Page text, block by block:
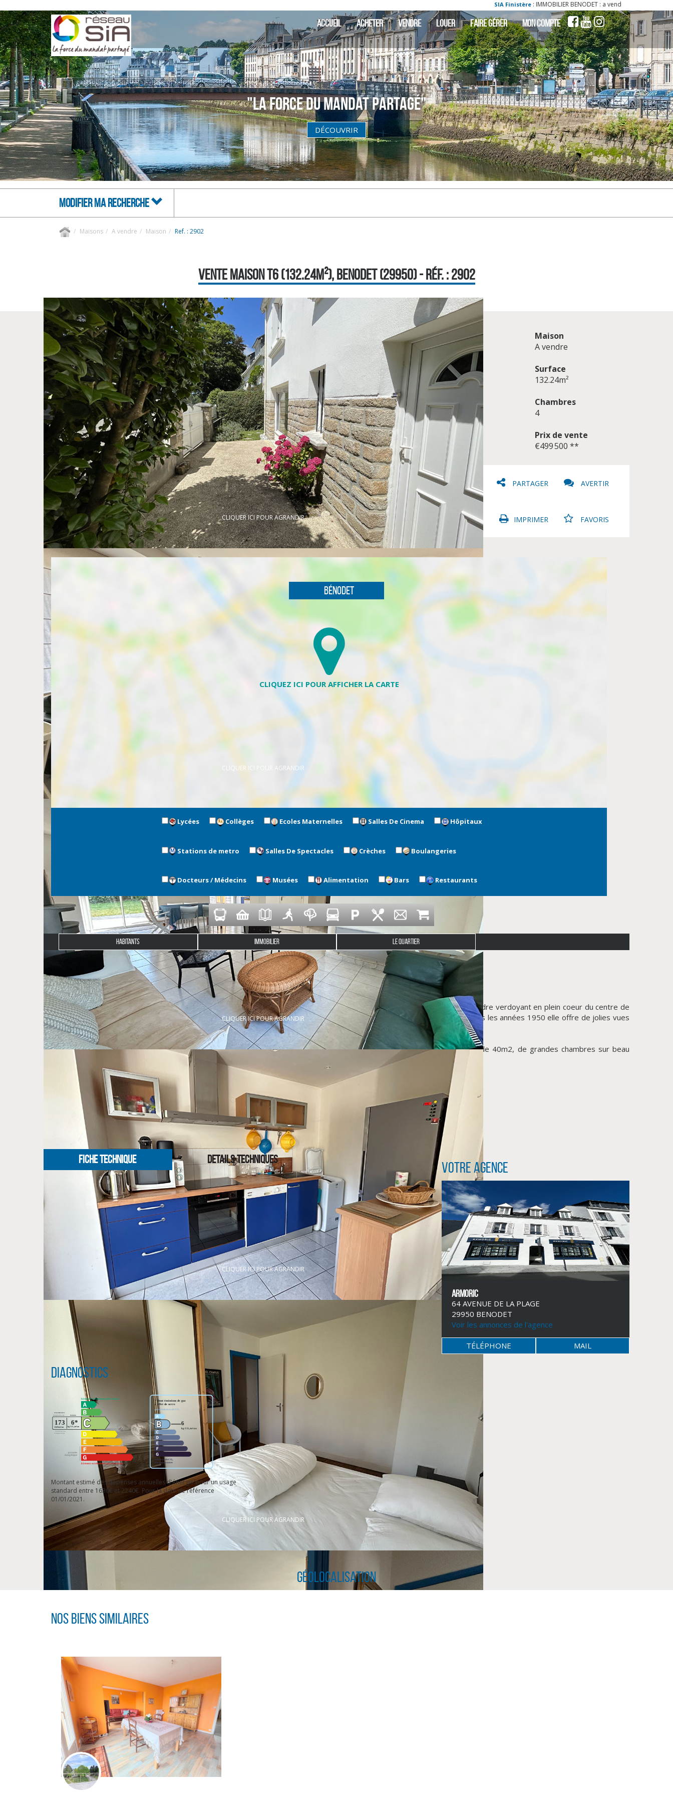
: IMMOBILIER BENODET : a vendre - vente - acheter - ach maison benodet
ACCUEIL ACHETER VENDRE LOUER FAIRE GÉRER MON COMPTE
"La Force du Mandat partagé"
DÉCOUVRIR
MODIFIER MA RECHERCHE
Maisons A vendre Maison Ref. : 2902
VENTE MAISON T6 (132.24M²), BENODET (29950) - RÉF. : 2902
CLIQUER ICI POUR AGRANDIR
CLIQUER ICI POUR AGRANDIR
CLIQUER ICI POUR AGRANDIR
CLIQUER ICI POUR AGRANDIR
CLIQUER ICI POUR AGRANDIR
Maison
A vendre
Surface
132.24m²
Chambres
4
Prix de vente
€499 500 **
PARTAGER AVERTIR
IMPRIMER FAVORIS
Bénodet
Lycées Collèges Ecoles Maternelles Salles De Cinema Hôpitaux
Stations de metro Salles De Spectacles Crèches Boulangeries
Docteurs / Médecins Musées Alimentation Bars Restaurants
HABITANTS IMMOBILIER LE QUARTIER
Description du bien
Venez découvrir cette maison située dans un quartier prisé pour sa proximité avec le port embarcadère et nichée dans un cadre verdoyant en plein coeur du centre de
BENODET. Sa situation optimale permet de profiter à pieds des commerces, des services et du bord de mer. Construite dans les années 1950 elle offre de jolies vues
dégagées sur le jardin.
Très lumineuse, elle offre un cadre de vie agréable et paisible.
Très bien entretenue, et répartie sur trois niveaux, elle comprend un bel espace de vie traversant (EST-OUEST) de plus de 40m2, de grandes chambres sur beau
parquet d'origine, deux salles d'eau, vaste pièce aménagée de 24 m2 environ à utiliser selon vos envies.
Côté extérieur, elle bénéficie d'une terrasse en bois et d'un jardin à l'abri des regards.
Un cabanon de jardin vient compléter cet ensemble.
Une belle opportunité dans un environnement très agréable.
honoraires inclus|€480 000hors honoraires |Honoraires : 4.06% TTC à la charge de l'acquéreur
NOS HONORAIRES
FICHE TECHNIQUE DETAILS TECHNIQUES Votre agence
ARMORIC
64 AVENUE DE LA PLAGE
29950 BENODET
Voir les annonces de l'agence
TÉLÉPHONE MAIL
Diagnostics
Montant estimé des dépenses annuelles d'énergie pour un usage
standard entre 1630€ et 2240€. Pour la date de référence
01/01/2021.
Géolocalisation
Nos biens similaires